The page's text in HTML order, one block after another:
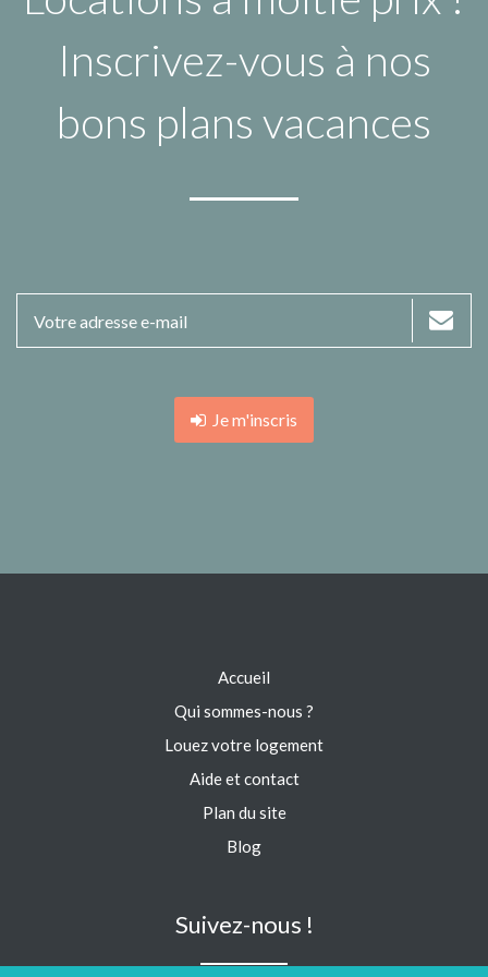
Inscrivez-vous à nos
bons plans vacances
Je m'inscris
Accueil
Qui sommes-nous ?
Louez votre logement
Aide et contact
Plan du site
Blog
Suivez-nous !